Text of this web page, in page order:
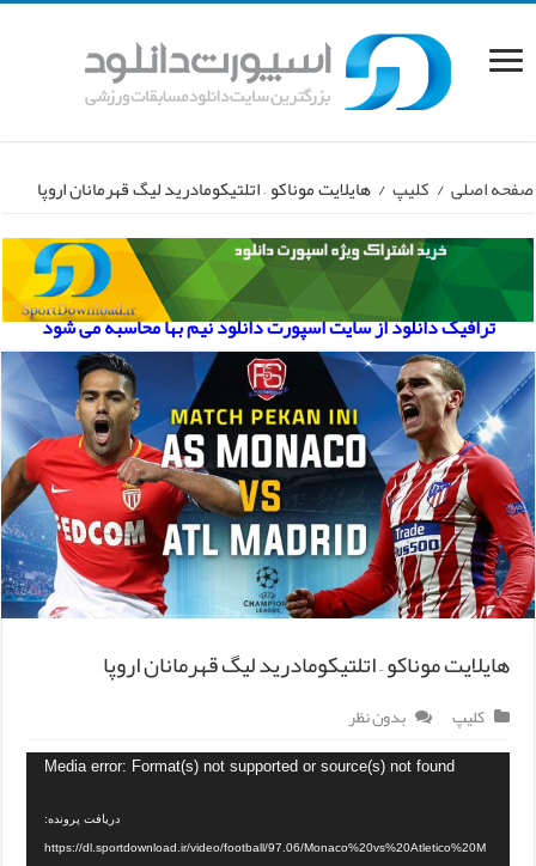
صفحه اصلی / کلیپ / هایلایت موناکو – اتلتیکومادرید لیگ قهرمانان اروپا
ترافیک دانلود از سایت اسپورت دانلود نیم بها محاسبه می شود
هایلایت موناکو – اتلتیکومادرید لیگ قهرمانان اروپا
کلیپ بدون نظر
Media error: Format(s) not supported or source(s) not found
دریافت پرونده:
https://dl.sportdownload.ir/video/football/97.06/Monaco%20vs%20Atletico%20M